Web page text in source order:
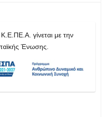
γίνεται με την
Ένωσης.